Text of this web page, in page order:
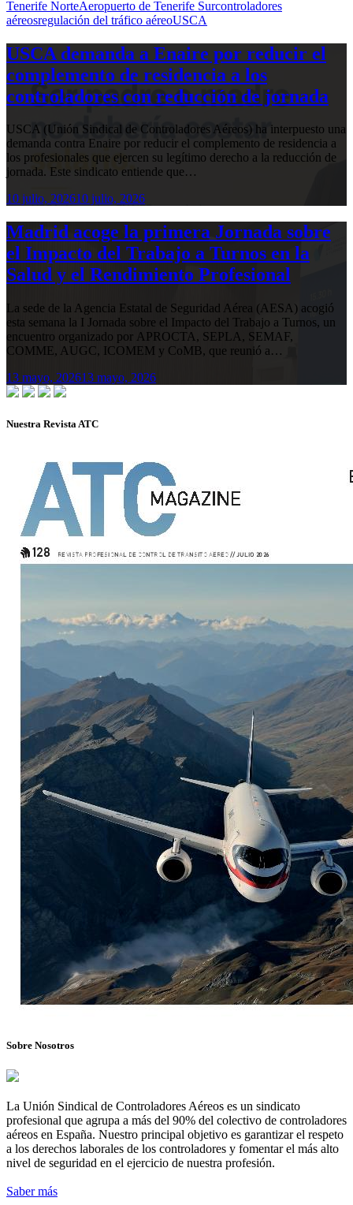
Tenerife NorteAeropuerto de Tenerife Surcontroladores
aéreosregulación del tráfico aéreoUSCA
USCA demanda a Enaire por reducir el
complemento de residencia a los
controladores con reducción de jornada
USCA (Unión Sindical de Controladores Aéreos) ha interpuesto una
demanda contra Enaire por reducir el complemento de residencia a
los profesionales que ejercen su legítimo derecho a la reducción de
jornada. Este sindicato entiende que…
10 julio, 202610 julio, 2026
Madrid acoge la primera Jornada sobre
el Impacto del Trabajo a Turnos en la
Salud y el Rendimiento Profesional
La sede de la Agencia Estatal de Seguridad Aérea (AESA) acogió
esta semana la I Jornada sobre el Impacto del Trabajo a Turnos, un
encuentro organizado por APROCTA, SEPLA, SEMAF,
COMME, AUGC, ICOMEM y CoMB, que reunió a…
13 mayo, 202613 mayo, 2026
Nuestra Revista ATC
Sobre Nosotros
La Unión Sindical de Controladores Aéreos es un sindicato
profesional que agrupa a más del 90% del colectivo de controladores
aéreos en España. Nuestro principal objetivo es garantizar el respeto
a los derechos laborales de los controladores y fomentar el más alto
nivel de seguridad en el ejercicio de nuestra profesión.
Saber más